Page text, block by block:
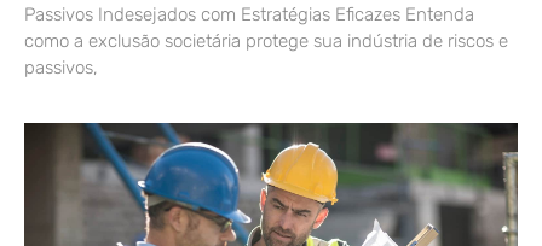
Passivos Indesejados com Estratégias Eficazes Entenda
como a exclusão societária protege sua indústria de riscos e
passivos,